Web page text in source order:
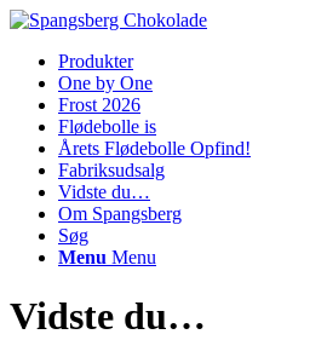
Produkter
One by One
Frost 2026
Flødebolle is
Årets Flødebolle Opfind!
Fabriksudsalg
Vidste du…
Om Spangsberg
Søg
Menu Menu
Vidste du…